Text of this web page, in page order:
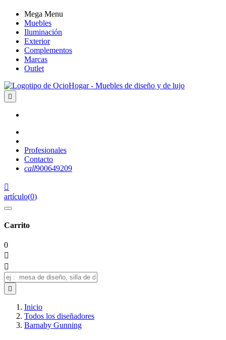
Mega Menu
Muebles
Iluminación
Exterior
Complementos
Marcas
Outlet

Profesionales
Contacto
call900649209

artículo(0)
Carrito
0



Inicio
Todos los diseñadores
Barnaby Gunning